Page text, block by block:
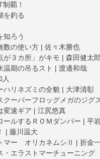
覇！
を釣る
知ろう
の使い方 | 佐々木勝也
が３カ所」がキモ | 森田健太郎
期の吊るスト | 渡邊和哉
ハリネズミの全貌 | 大津清彰
クーパーフロッグメガのジグ
変速ギア | 江尻悠真
ールするＲＯＭダンパー | 平
| 藤川温大
マー オリカネムシⅡ | 折金
・エラストマーチューニング